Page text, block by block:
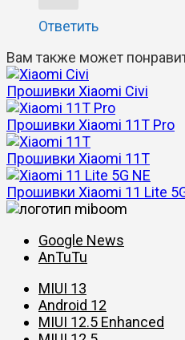
Ответить
Вам также может
Прошивки Xiaomi Civi
Прошивки Xiaomi 11T Pro
Прошивки Xiaomi 11T
Прошивки Xiaomi 11 Lite
Google News
AnTuTu
MIUI 13
Android 12
MIUI 12.5 Enhanced